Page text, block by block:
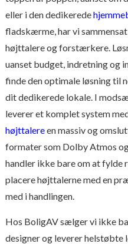
eller i den dedikerede
fladskærme, har vi
højttalere og forstærkere.
uanset budget, indretning og
finde den optimale løsning til
dit dedikerede lokale. I
leverer et komplet system
højttalereen massiv og
formater som Dolby Atmos
handler ikke bare om at fylde
placere højttalerne med en
med i handlingen.
Hos BoligAV sælger vi ikke
designer og leverer helstøbte